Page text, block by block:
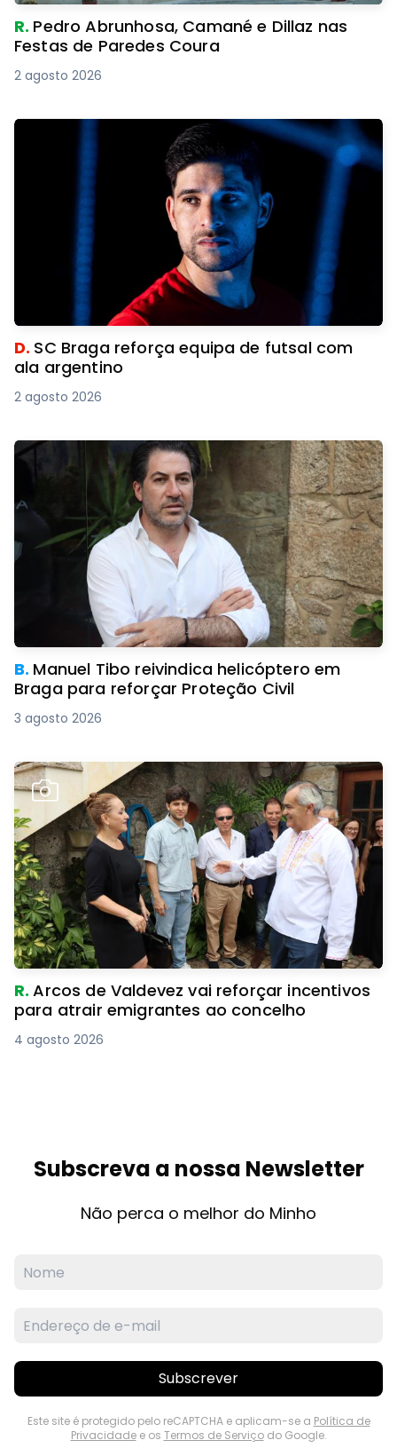
R. Pedro Abrunhosa, Camané e Dillaz nas
Festas de Paredes Coura
2 agosto 2026
D. SC Braga reforça equipa de futsal com
ala argentino
2 agosto 2026
B. Manuel Tibo reivindica helicóptero em
Braga para reforçar Proteção Civil
3 agosto 2026
R.Arcos de Valdevez vai reforçar incentivos
para atrair emigrantes ao concelho
4 agosto 2026
Subscreva a nossa Newsletter
Não perca o melhor do Minho
Subscrever
Este site é protegido pelo reCAPTCHA e aplicam-se a Política de
Privacidadee os Termos de Serviçodo Google.